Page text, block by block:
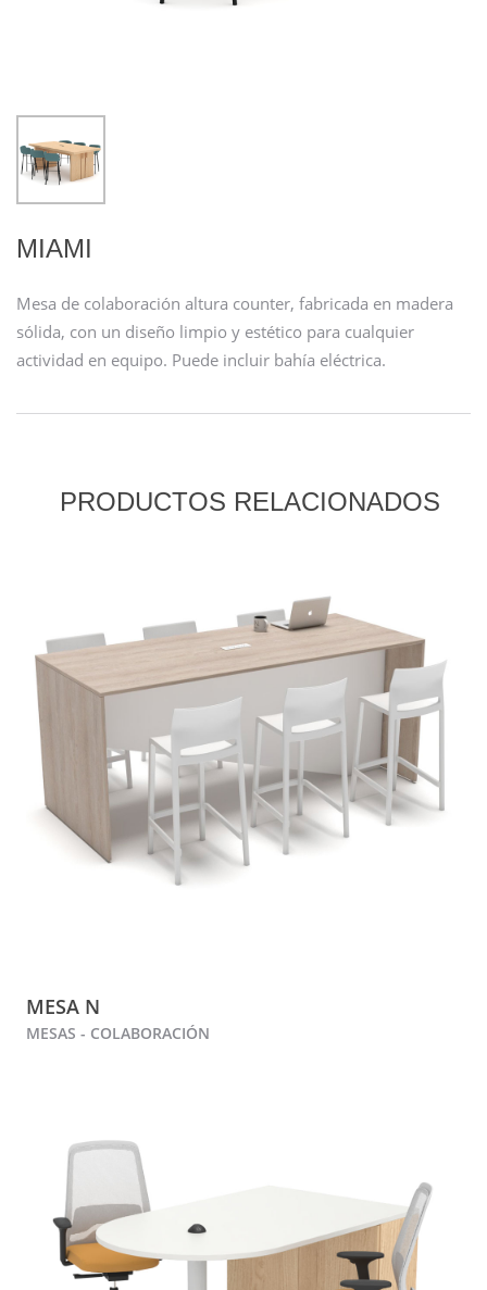
MIAMI
Mesa de colaboración altura counter, fabricada en madera
sólida, con un diseño limpio y estético para cualquier
actividad en equipo. Puede incluir bahía eléctrica.
PRODUCTOS RELACIONADOS
MESA N
MESAS - COLABORACIÓN